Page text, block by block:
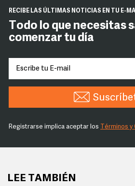
RECIBE LAS ÚLTIMAS NOTICIAS EN TU E-
Todo lo que necesitas
comenzar tu día
Registrarse implica aceptar los Términos
LEE TAMBIÉN